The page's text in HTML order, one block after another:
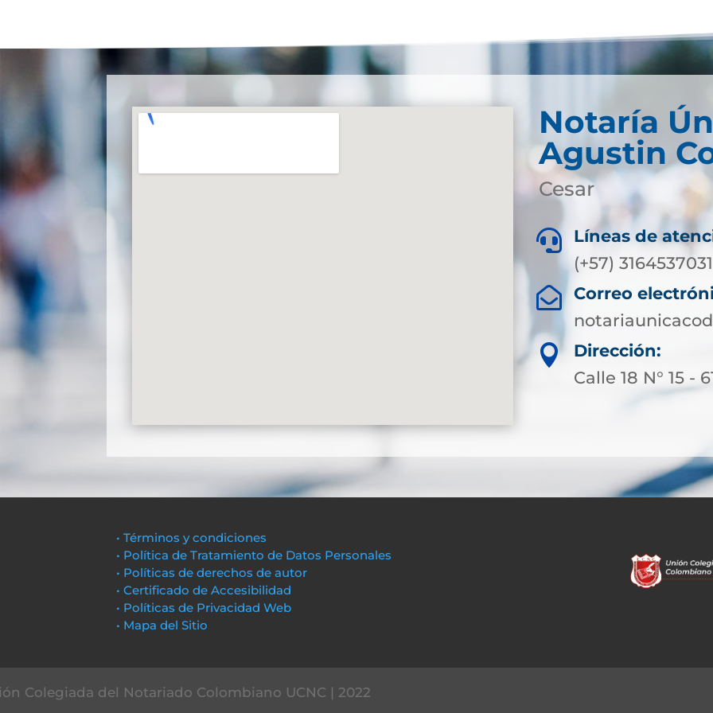
Notaría
Agustin
Cesar

Líneas de
(+57) 3164537031

Correo

Dirección:
Calle 18 N° 15 -
• Términos y condiciones
• Política de Tratamiento de Datos Personales
• Políticas de derechos de autor
• Certificado de Accesibilidad
• Políticas de Privacidad Web
• Mapa del Sitio
Colegiada del Notariado Colombiano UCNC | 2022